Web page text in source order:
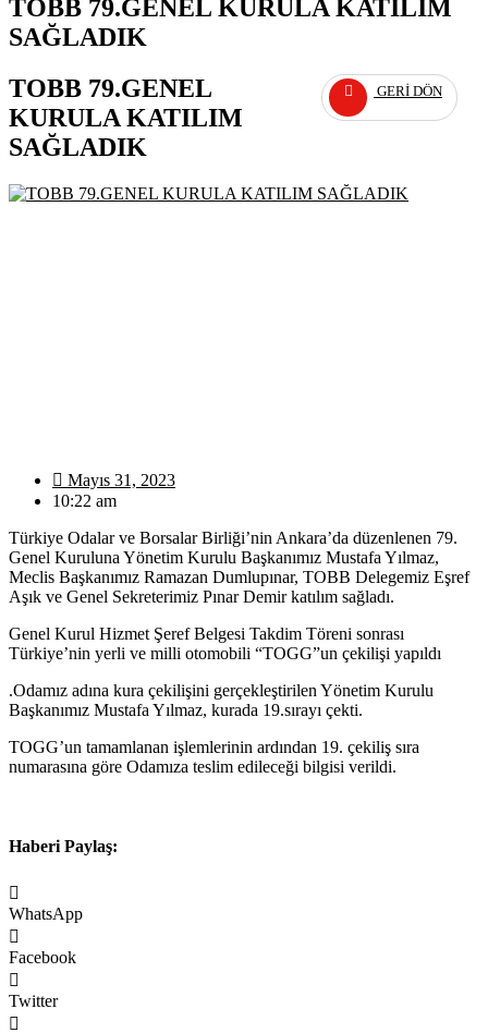
TOBB 79.GENEL KURULA KATILIM
SAĞLADIK
GERI DÖN
TOBB 79.GENEL
KURULA KATILIM
SAĞLADIK
Mayıs 31, 2023
10:22 am
Türkiye Odalar ve Borsalar Birliği’nin Ankara’da düzenlenen 79.
Genel Kuruluna Yönetim Kurulu Başkanımız Mustafa Yılmaz,
Meclis Başkanımız Ramazan Dumlupınar, TOBB Delegemiz Eşref
Aşık ve Genel Sekreterimiz Pınar Demir katılım sağladı.
Genel Kurul Hizmet Şeref Belgesi Takdim Töreni sonrası
Türkiye’nin yerli ve milli otomobili “TOGG”un çekilişi yapıldı
.Odamız adına kura çekilişini gerçekleştirilen Yönetim Kurulu
Başkanımız Mustafa Yılmaz, kurada 19.sırayı çekti.
TOGG’un tamamlanan işlemlerinin ardından 19. çekiliş sıra
numarasına göre Odamıza teslim edileceği bilgisi verildi.
Haberi Paylaş:
WhatsApp
Facebook
Twitter